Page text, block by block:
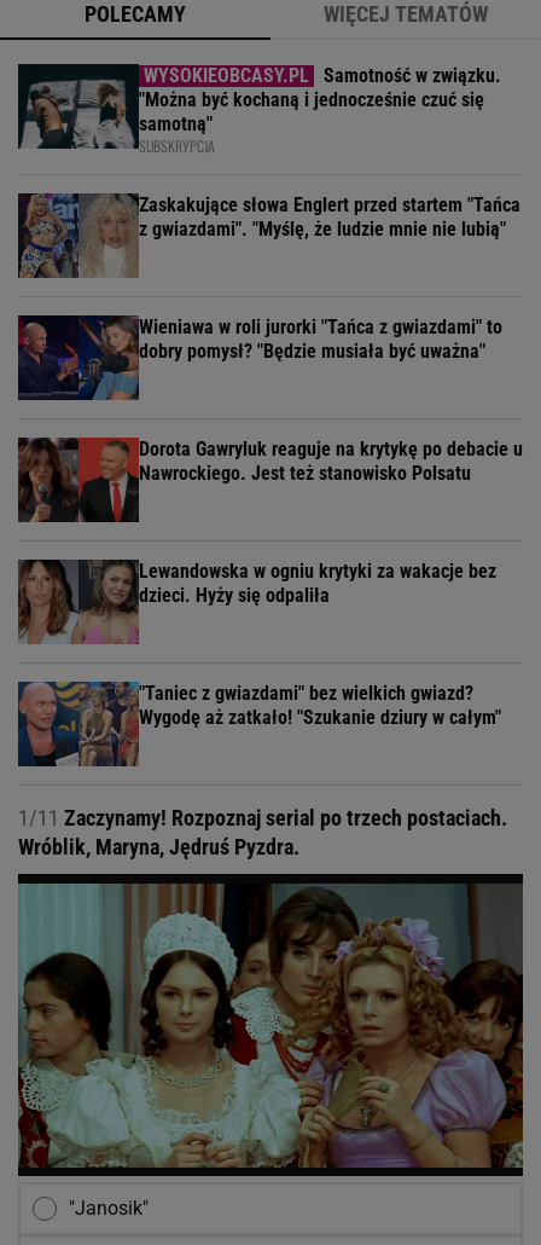
POLECAMY WIĘCEJ TEMATÓW
Samotność w związku.
"Można być kochaną i jednocześnie czuć się
samotną"
SUBSKRYPCJA
Zaskakujące słowa Englert przed startem "Tańca
z gwiazdami". "Myślę, że ludzie mnie nie lubią"
Wieniawa w roli jurorki "Tańca z gwiazdami" to
dobry pomysł? "Będzie musiała być uważna"
Dorota Gawryluk reaguje na krytykę po debacie u
Nawrockiego. Jest też stanowisko Polsatu
Lewandowska w ogniu krytyki za wakacje bez
dzieci. Hyży się odpaliła
"Taniec z gwiazdami" bez wielkich gwiazd?
Wygodę aż zatkało! "Szukanie dziury w całym"
1/11 Zaczynamy! Rozpoznaj serial po trzech postaciach.
Wróblik, Maryna, Jędruś Pyzdra.
"Janosik"